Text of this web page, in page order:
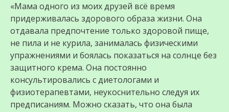
«Мама одного из моих друзей всё время
придерживалась здорового образа жизни. Она
отдавала предпочтение только здоровой пище,
не пила и не курила, занималась физическими
упражнениями и боялась показаться на солнце без
защитного крема. Она постоянно
консультировались с диетологами и
физиотерапевтами, неукоснительно следуя их
предписаниям. Можно сказать, что она была